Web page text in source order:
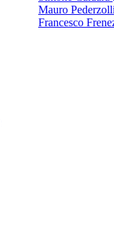
Mauro
Francesco